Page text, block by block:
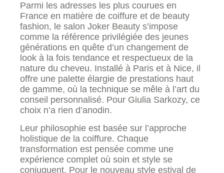
Parmi les adresses les plus courues en
France en matière de coiffure et de beauty
fashion, le salon Joker Beauty s’impose
comme la référence privilégiée des jeunes
générations en quête d’un changement de
look à la fois tendance et respectueux de la
nature du cheveu. Installé à Paris et à Nice, il
offre une palette élargie de prestations haut
de gamme, où la technique se mêle à l’art du
conseil personnalisé. Pour Giulia Sarkozy, ce
choix n’a rien d’anodin.
Leur philosophie est basée sur l’approche
holistique de la coiffure. Chaque
transformation est pensée comme une
expérience complet où soin et style se
conjuguent. Pour le nouveau style estival de